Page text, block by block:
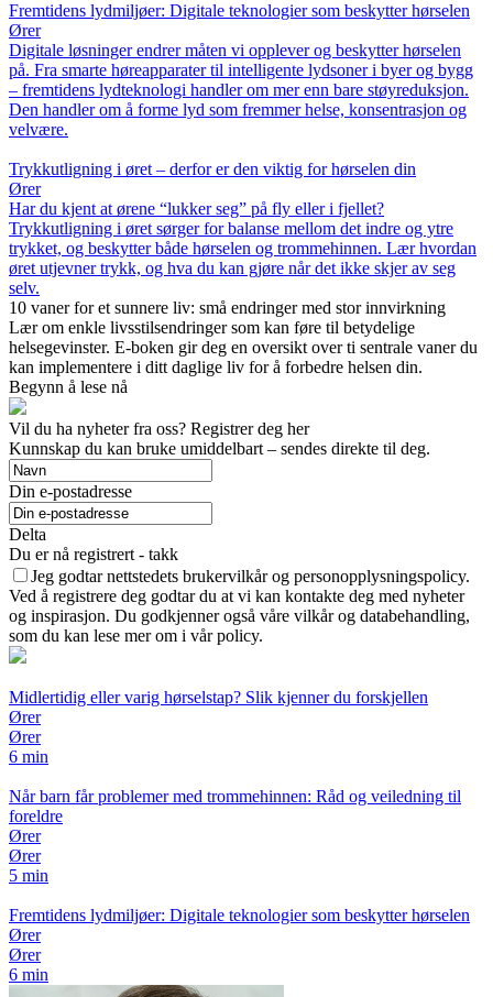
Fremtidens lydmiljøer: Digitale teknologier som beskytter hørselen
Ører
Digitale løsninger endrer måten vi opplever og beskytter hørselen
på. Fra smarte høreapparater til intelligente lydsoner i byer og bygg
– fremtidens lydteknologi handler om mer enn bare støyreduksjon.
Den handler om å forme lyd som fremmer helse, konsentrasjon og
velvære.
Trykkutligning i øret – derfor er den viktig for hørselen din
Ører
Har du kjent at ørene “lukker seg” på fly eller i fjellet?
Trykkutligning i øret sørger for balanse mellom det indre og ytre
trykket, og beskytter både hørselen og trommehinnen. Lær hvordan
øret utjevner trykk, og hva du kan gjøre når det ikke skjer av seg
selv.
10 vaner for et sunnere liv: små endringer med stor innvirkning
Lær om enkle livsstilsendringer som kan føre til betydelige
helsegevinster. E-boken gir deg en oversikt over ti sentrale vaner du
kan implementere i ditt daglige liv for å forbedre helsen din.
Begynn å lese nå
Vil du ha nyheter fra oss? Registrer deg her
Kunnskap du kan bruke umiddelbart – sendes direkte til deg.
Din e-postadresse
Delta
Du er nå registrert - takk
Jeg godtar nettstedets brukervilkår og personopplysningspolicy.
Ved å registrere deg godtar du at vi kan kontakte deg med nyheter
og inspirasjon. Du godkjenner også våre vilkår og databehandling,
som du kan lese mer om i vår policy.
Midlertidig eller varig hørselstap? Slik kjenner du forskjellen
Ører
Ører
6 min
Når barn får problemer med trommehinnen: Råd og veiledning til
foreldre
Ører
Ører
5 min
Fremtidens lydmiljøer: Digitale teknologier som beskytter hørselen
Ører
Ører
6 min